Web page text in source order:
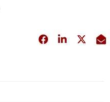
Facebook
opens in new
Linkedin
opens in
X